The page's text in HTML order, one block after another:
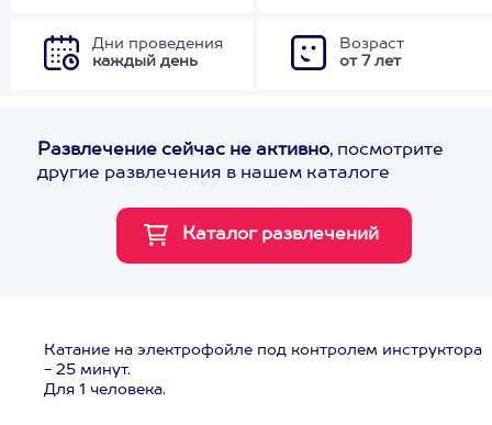
Дни проведения
каждый день
Возраст
от 7 лет
Развлечение сейчас не активно, посмотрите
другие развлечения в нашем каталоге
Катание на электрофойле под контролем инструктора
- 25 минут.
Для 1 человека.